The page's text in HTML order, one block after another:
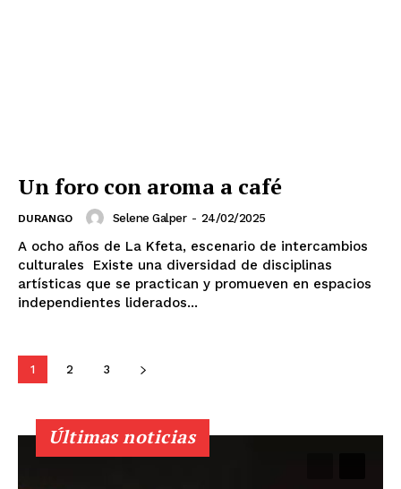
Un foro con aroma a café
DURANGO Selene Galper - 24/02/2025
A ocho años de La Kfeta, escenario de intercambios
culturales Existe una diversidad de disciplinas
artísticas que se practican y promueven en espacios
independientes liderados...
1 2 3
Últimas noticias